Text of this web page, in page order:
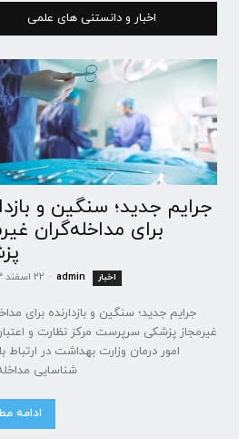
اخبار و دانستنی های علمی
جرایم جدید؛ سنگین و
برای مداخله‌گران
اخبار admin
- ۲۲ اسفند ۱۴۰۳
جرایم جدید؛ سنگین و بازدارنده برای
غیرمجاز پزشکی سرپرست مرکز نظارت و
امور درمان وزارت بهداشت در ارتباط
شناسایی
ادامه